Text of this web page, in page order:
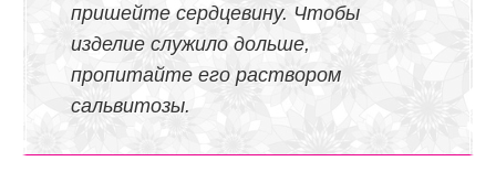
пришейте сердцевину. Чтобы
изделие служило дольше,
пропитайте его раствором
сальвитозы.